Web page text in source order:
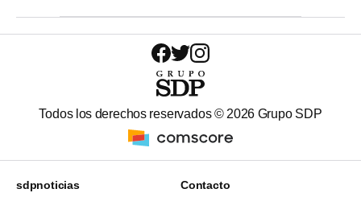
Todos los derechos reservados © 2026 Grupo SDP
sdpnoticias Contacto